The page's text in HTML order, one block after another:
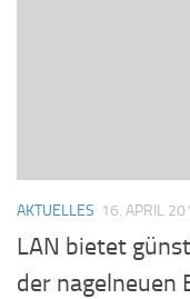
AKTUELLES 16. APRIL
LAN bietet
der nagelneuen